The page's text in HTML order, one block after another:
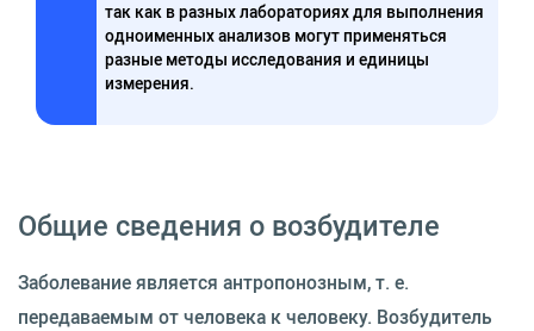
так как в разных лабораториях для выполнения
одноименных анализов могут применяться
разные методы исследования и единицы
измерения.
Общие сведения о возбудителе
Заболевание является антропонозным, т. е.
передаваемым от человека к человеку. Возбудитель